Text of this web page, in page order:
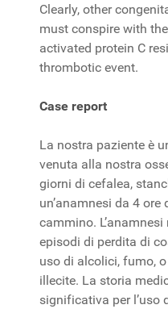
Clearly, other
must conspire with
activated protein C
thrombotic event.
Case report
La nostra paziente è
venuta alla nostra
giorni di cefalea,
un’anamnesi da 4
cammino.
episodi di perdita di
uso di alcolici, fumo,
illecite. La storia
significativa per l’uso